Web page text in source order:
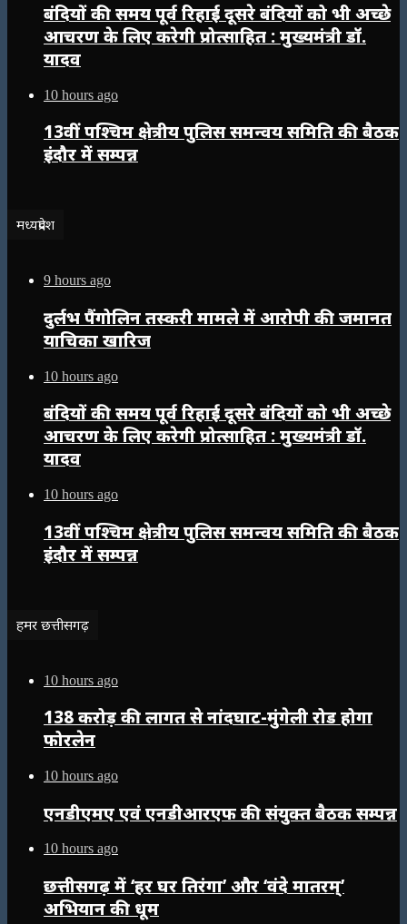
बंदियों की समय पूर्व रिहाई दूसरे बंदियों को भी अच्छे
आचरण के लिए करेगी प्रोत्साहित : मुख्यमंत्री डॉ.
यादव
10 hours ago
13वीं पश्चिम क्षेत्रीय पुलिस समन्वय समिति की बैठक
इंदौर में सम्पन्न
मध्यप्रदेश
9 hours ago
दुर्लभ पैंगोलिन तस्करी मामले में आरोपी की जमानत
याचिका खारिज
10 hours ago
बंदियों की समय पूर्व रिहाई दूसरे बंदियों को भी अच्छे
आचरण के लिए करेगी प्रोत्साहित : मुख्यमंत्री डॉ.
यादव
10 hours ago
13वीं पश्चिम क्षेत्रीय पुलिस समन्वय समिति की बैठक
इंदौर में सम्पन्न
हमर छत्तीसगढ़
10 hours ago
138 करोड़ की लागत से नांदघाट-मुंगेली रोड होगा
फोरलेन
10 hours ago
एनडीएमए एवं एनडीआरएफ की संयुक्त बैठक सम्पन्न
10 hours ago
छत्तीसगढ़ में ‘हर घर तिरंगा’ और ‘वंदे मातरम्’
अभियान की धूम